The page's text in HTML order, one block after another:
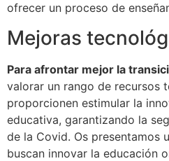
ofrecer un proceso de
Mejoras
Para afrontar mejor la
valorar un rango de recursos
proporcionen estimular la
educativa, garantizando la
de la Covid. Os presentamos
buscan innovar la educación